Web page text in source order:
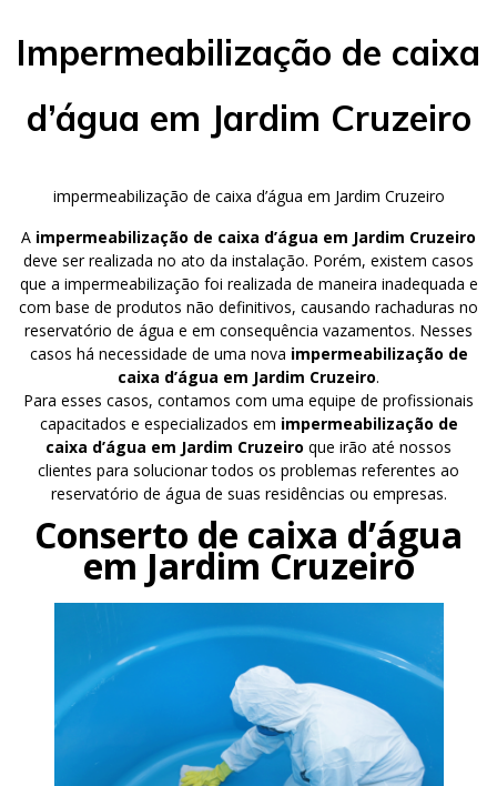
Impermeabilização de caixa
d’água em Jardim Cruzeiro
impermeabilização de caixa d’água em Jardim Cruzeiro
A impermeabilização de caixa d’água em Jardim Cruzeiro
deve ser realizada no ato da instalação. Porém, existem casos
que a impermeabilização foi realizada de maneira inadequada e
com base de produtos não definitivos, causando rachaduras no
reservatório de água e em consequência vazamentos. Nesses
casos há necessidade de uma nova impermeabilização de
caixa d’água em Jardim Cruzeiro.
Para esses casos, contamos com uma equipe de profissionais
capacitados e especializados em impermeabilização de
caixa d’água em Jardim Cruzeiro que irão até nossos
clientes para solucionar todos os problemas referentes ao
reservatório de água de suas residências ou empresas.
Conserto de caixa d’água
em Jardim Cruzeiro